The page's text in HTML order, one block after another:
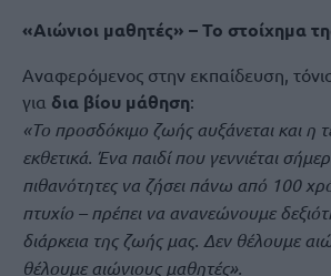
«Αιώνιοι μαθητές» – Το στοίχημα
Αναφερόμενος στην εκπαίδευση,
για δια βίου μάθηση:
«Το προσδόκιμο ζωής αυξάνεται και η
εκθετικά. Ένα παιδί που γεννιέται
πιθανότητες να ζήσει πάνω από 100
πτυχίο – πρέπει να ανανεώνουμε
διάρκεια της ζωής μας. Δεν θέλουμε
θέλουμε αιώνιους μαθητές».